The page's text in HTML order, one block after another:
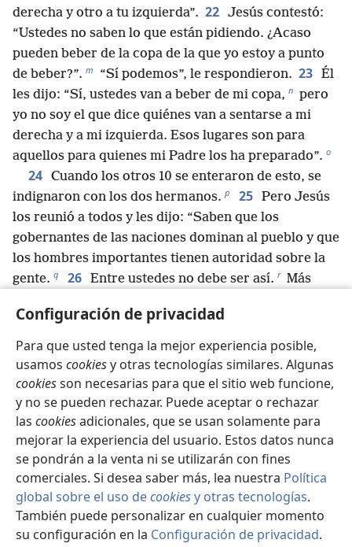
Configuración de privacidad
Para que usted tenga la mejor experiencia posible,
usamos cookiesy otras tecnologías similares. Algunas
cookiesson necesarias para que el sitio web funcione,
y no se pueden rechazar. Puede aceptar o rechazar
las cookiesadicionales, que se usan solamente para
mejorar la experiencia del usuario. Estos datos nunca
se pondrán a la venta ni se utilizarán con fines
comerciales. Si desea saber más, lea nuestra Política
global sobre el uso decookiesy otras tecnologías.
También puede personalizar en cualquier momento
su configuración en la Configuración de privacidad.
derecha y otro a tu izquierda”. 22 Jesús contestó:
“Ustedes no saben lo que están pidiendo. ¿Acaso
pueden beber de la copa de la que yo estoy a punto
de beber?”. m “Sí podemos”, le respondieron. 23 Él
les dijo: “Sí, ustedes van a beber de mi copa, n pero
yo no soy el que dice quiénes van a sentarse a mi
derecha y a mi izquierda. Esos lugares son para
aquellos para quienes mi Padre los ha preparado”. o
24 Cuando los otros 10 se enteraron de esto, se
indignaron con los dos hermanos. p 25 Pero Jesús
los reunió a todos y les dijo: “Saben que los
gobernantes de las naciones dominan al pueblo y que
los hombres importantes tienen autoridad sobre la
gente. q 26 Entre ustedes no debe ser así. r Más
tiene que servir a los demás s 27 y el que quiera ser
el primero entre ustedes tiene que ser esclavo de los
demás.
28 Eso fue lo que hizo el Hijo del Hombre.
Él no vino para que le sirvieran, sino para servir a
los demás u y para dar su vida como rescate a
cambio de muchas personas”. v
29 Cuando salían de Jericó, una gran multitud lo
siguió. 30 Y resulta que dos ciegos que estaban
sentados junto al camino oyeron que Jesús estaba
pasando por ahí y gritaron: “¡Señor, Hijo de David,
ten compasión * de nosotros!”. w 31 Entonces la